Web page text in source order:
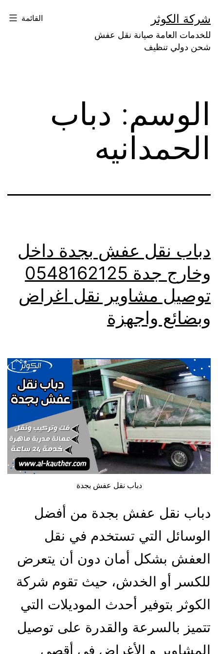
إلى
المحتوى
شركة الكوثر
للخدمات العامة صيانة نقل عفش
شحن دولي تنظيف
القائمة
الوسم: دباب
الحمدانيه
دباب نقل عفش بجدة داخل
وخارج جدة 0548162125
توصيل مشاوير نقل اغراض
وبضائع واجهزة
دباب نقل عفش بجدة
دباب نقل عفش بجدة من أفضل
الوسائل التي تستخدم في نقل
العفش بشكل أمان دون أن يتعرض
للكسر أو الخدش، حيث تقوم شركة
الكوثر بتوفير أحدث الموديلات التي
تتميز بالسرعة والقدرة على توصيل
المشاوير و الأغراض في أقصى